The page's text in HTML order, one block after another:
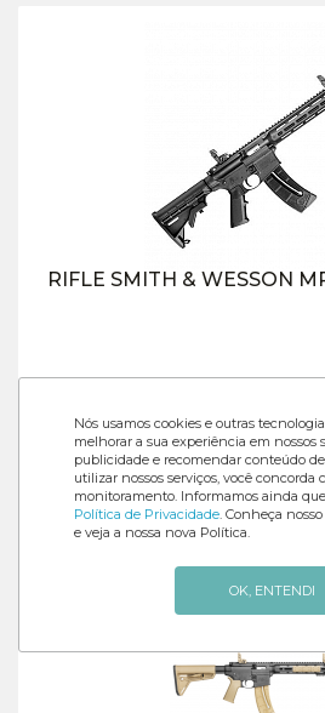
RIFLE SMITH & WESSON
R$ 14.725,
à vista no débito, depósito ou
Nós usamos cookies e outras
melhorar a sua experiência em nossos
publicidade e recomendar conteúdo
utilizar nossos serviços, você concorda
monitoramento. Informamos ainda
Política de Privacidade. Conheça nosso
e veja a nossa nova Política.
OK, ENTENDI